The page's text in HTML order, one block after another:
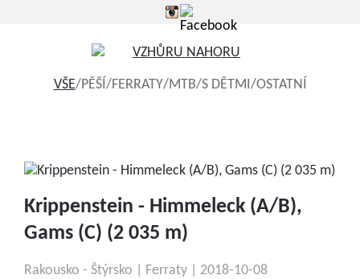
VŠE/PĚŠÍ /FERRATY/MTB/S DĚTMI /OSTATNÍ
Krippenstein - Himmeleck (A/B),
Gams (C) (2 035 m)
Rakousko - Štýrsko | Ferraty | 2018-10-08